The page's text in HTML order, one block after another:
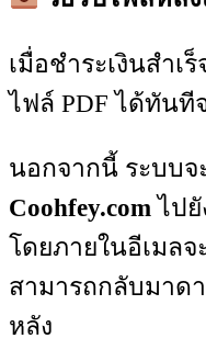
เมื่อชำระเงินสำเ
ไฟล์ PDF ได้ทันที
นอกจากนี้ ระบบจ
Coohfey.com ไป
โดยภายในอีเมล
สามารถกลับมาด
หลัง